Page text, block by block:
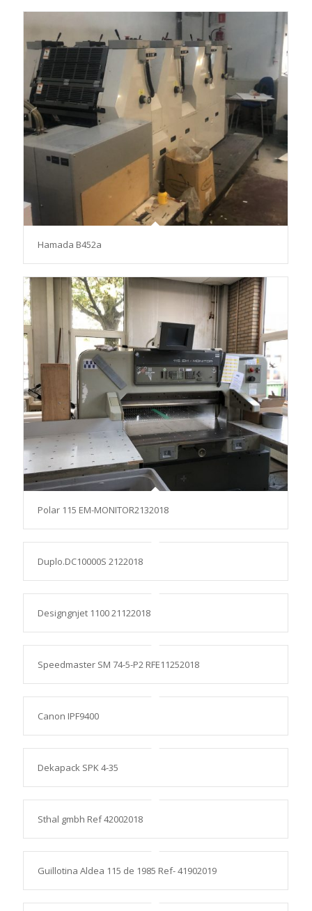
Hamada B452a
Polar 115 EM-MONITOR2132018
Duplo.DC10000S 2122018
Designgnjet 1100 21122018
Speedmaster SM 74-5-P2 RFE11252018
Canon IPF9400
Dekapack SPK 4-35
Sthal gmbh Ref 42002018
Guillotina Aldea 115 de 1985 Ref- 41902019